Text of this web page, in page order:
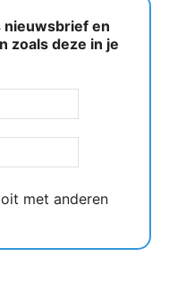
nieuwsbrief en
zoals deze in je
met anderen